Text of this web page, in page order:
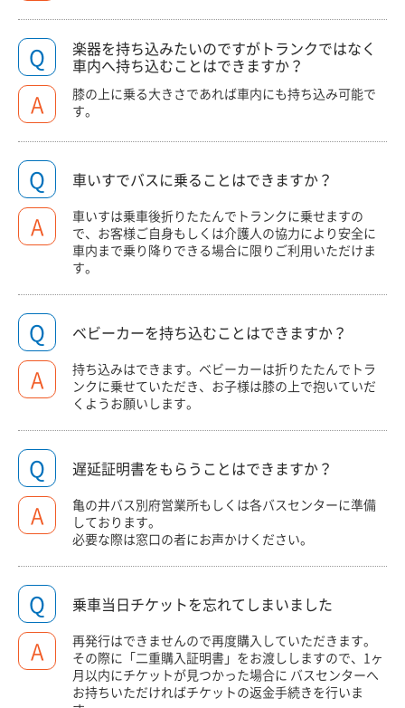
Q 楽器を持ち込みたいのですがトランクではなく
車内へ持ち込むことはできますか？
A
膝の上に乗る大きさであれば車内にも持ち込み可能で
す。
Q 車いすでバスに乗ることはできますか？
A
車いすは乗車後折りたたんでトランクに乗せますの
で、お客様ご自身もしくは介護人の協力により安全に
車内まで乗り降りできる場合に限りご利用いただけま
す。
Q ベビーカーを持ち込むことはできますか？
A
持ち込みはできます。ベビーカーは折りたたんでトラ
ンクに乗せていただき、お子様は膝の上で抱いていだ
くようお願いします。
Q 遅延証明書をもらうことはできますか？
A
亀の井バス別府営業所もしくは各バスセンターに準備
しております。
必要な際は窓口の者にお声かけください。
Q 乗車当日チケットを忘れてしまいました
A
再発行はできませんので再度購入していただきます。
その際に「二重購入証明書」をお渡ししますので、1ヶ
月以内にチケットが見つかった場合に バスセンターへ
お持ちいただければチケットの返金手続きを行いま